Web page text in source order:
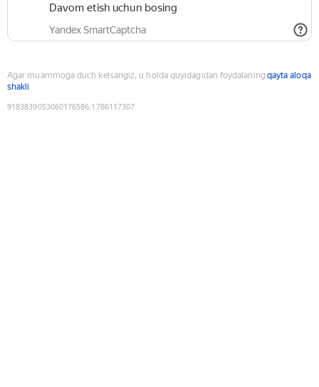
Davom etish uchun bosing
Yandex SmartCaptcha
Agar muammoga duch kelsangiz, u holda quyidagidan foydalaning qayta aloqa
shakli
9183839053060176586:1786117307